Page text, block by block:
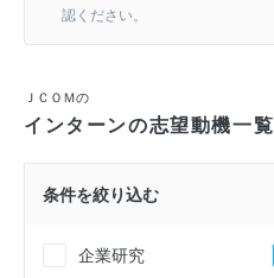
認ください。
ＪＣＯＭの
インターンの志望動機一覧
条件を絞り込む
企業研究